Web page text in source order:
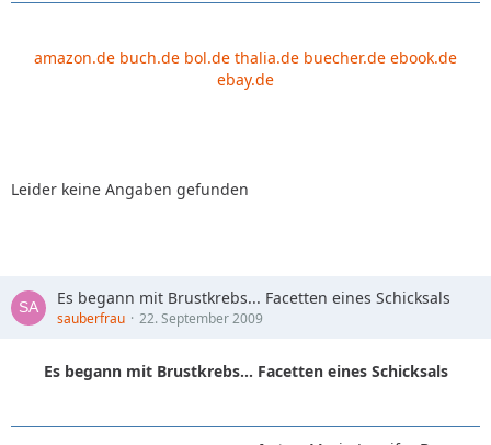
amazon.de buch.de bol.de thalia.de buecher.de ebook.de
ebay.de
Leider keine Angaben gefunden
Es begann mit Brustkrebs... Facetten eines Schicksals
sauberfrau 22. September 2009
Es begann mit Brustkrebs... Facetten eines Schicksals